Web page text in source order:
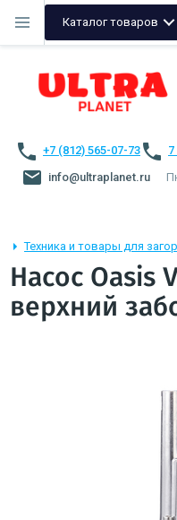
Каталог товаров
+7 (812) 565-07-73
info@ultraplanet.ru
Техника и товары для
Насос Oasis
верхний